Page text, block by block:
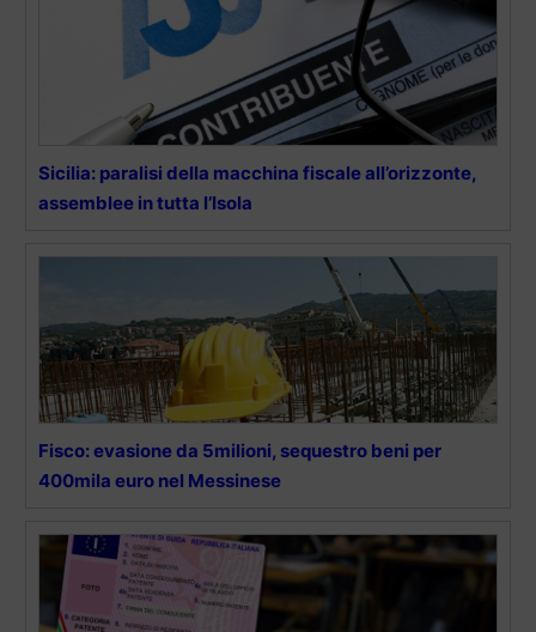
Sicilia: paralisi della macchina fiscale all’orizzonte,
assemblee in tutta l’Isola
Fisco: evasione da 5milioni, sequestro beni per
400mila euro nel Messinese